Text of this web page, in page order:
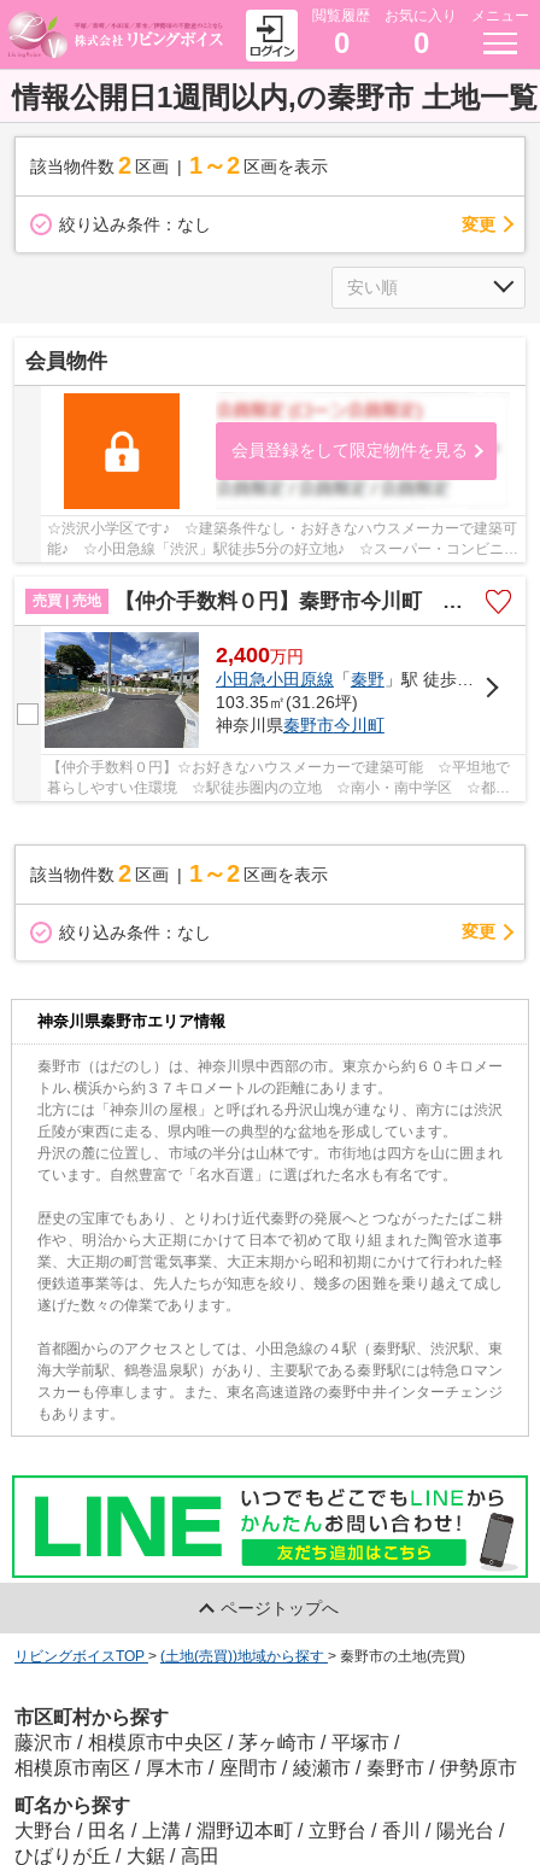
閲覧履歴
0
お気に入り
0
メニュー
情報公開日1週間以内,の秦野市 土地一覧
該当物件数 2 区画 1～2 区画を表示
絞り込み条件： なし 変更
会員物件
会員登録をして限定物件を見る
☆渋沢小学区です♪ ☆建築条件なし・お好きなハウスメーカーで建築可
能♪ ☆小田急線「渋沢」駅徒歩5分の好立地♪ ☆スーパー・コンビニ・
売買 | 売地
【仲介手数料０円】秦野市今川町 土地（売地）全4区画
2,400万円
小田急小田原線 「秦野」駅 徒歩5分
103.35㎡(31.26坪)
神奈川県秦野市今川町
【仲介手数料０円】☆お好きなハウスメーカーで建築可能 ☆平坦地で
暮らしやすい住環境 ☆駅徒歩圏内の立地 ☆南小・南中学区 ☆都市
該当物件数 2 区画 1～2 区画を表示
絞り込み条件： なし 変更
神奈川県秦野市エリア情報
秦野市（はだのし）は、神奈川県中西部の市。東京から約６０キロメー
トル､横浜から約３７キロメートルの距離にあります。
北方には「神奈川の屋根」と呼ばれる丹沢山塊が連なり、南方には渋沢
丘陵が東西に走る、県内唯一の典型的な盆地を形成しています。
丹沢の麓に位置し、市域の半分は山林です。市街地は四方を山に囲まれ
ています。自然豊富で「名水百選」に選ばれた名水も有名です。
歴史の宝庫でもあり、とりわけ近代秦野の発展へとつながったたばこ耕
作や、明治から大正期にかけて日本で初めて取り組まれた陶管水道事
業、大正期の町営電気事業、大正末期から昭和初期にかけて行われた軽
便鉄道事業等は、先人たちが知恵を絞り、幾多の困難を乗り越えて成し
遂げた数々の偉業であります。
首都圏からのアクセスとしては、小田急線の４駅（秦野駅、渋沢駅、東
海大学前駅、鶴巻温泉駅）があり、主要駅である秦野駅には特急ロマン
スカーも停車します。また、東名高速道路の秦野中井インターチェンジ
もあります。
ページトップへ
リビングボイスTOP > (土地(売買))地域から探す > 秦野市の土地(売買)
市区町村から探す
藤沢市 / 相模原市中央区 / 茅ヶ崎市 / 平塚市 /
相模原市南区 / 厚木市 / 座間市 / 綾瀬市 / 秦野市 / 伊勢原市
町名から探す
大野台 / 田名 / 上溝 / 淵野辺本町 / 立野台 / 香川 / 陽光台 /
ひばりが丘 / 大鋸 / 高田